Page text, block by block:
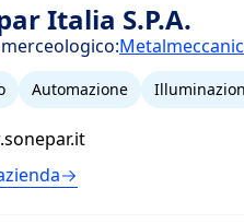
Italia S.P.A.
Automazione